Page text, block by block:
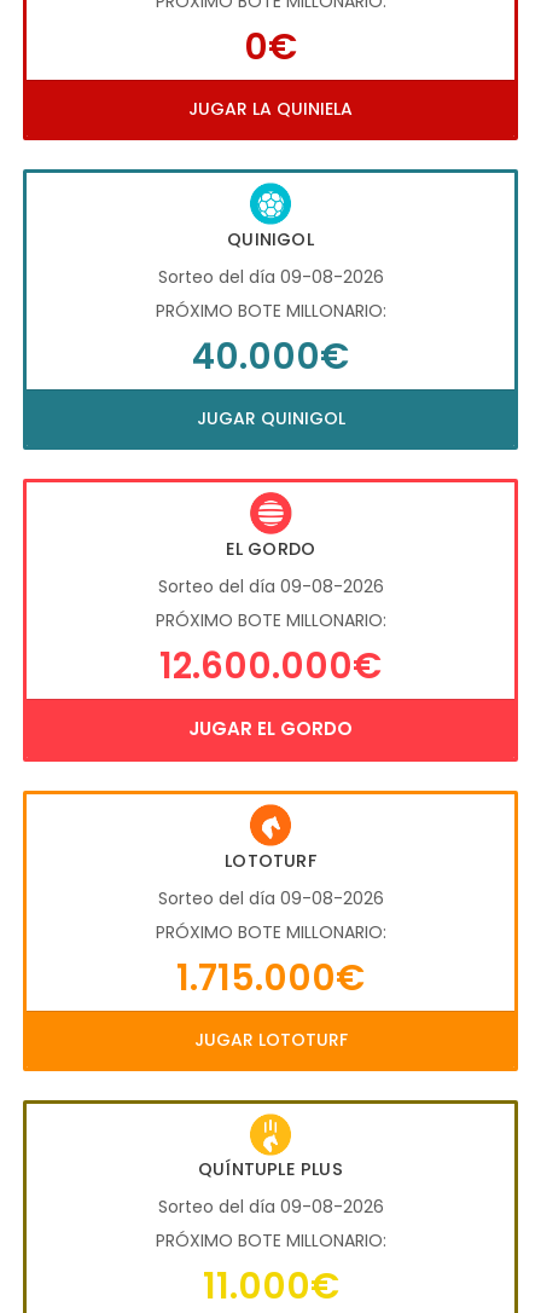
0€
JUGAR LA QUINIELA
QUINIGOL
Sorteo del día 09-08-2026
PRÓXIMO BOTE MILLONARIO:
40.000€
JUGAR QUINIGOL
EL GORDO
Sorteo del día 09-08-2026
PRÓXIMO BOTE MILLONARIO:
12.600.000€
JUGAR EL GORDO
LOTOTURF
Sorteo del día 09-08-2026
PRÓXIMO BOTE MILLONARIO:
1.715.000€
JUGAR LOTOTURF
QUÍNTUPLE PLUS
Sorteo del día 09-08-2026
PRÓXIMO BOTE MILLONARIO:
11.000€